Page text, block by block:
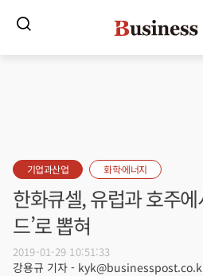
기업과산업 화학·에너지
한화큐셀, 유럽과 호주
드’로 뽑혀
2019-01-29 10:51:33
강용규 기자 -